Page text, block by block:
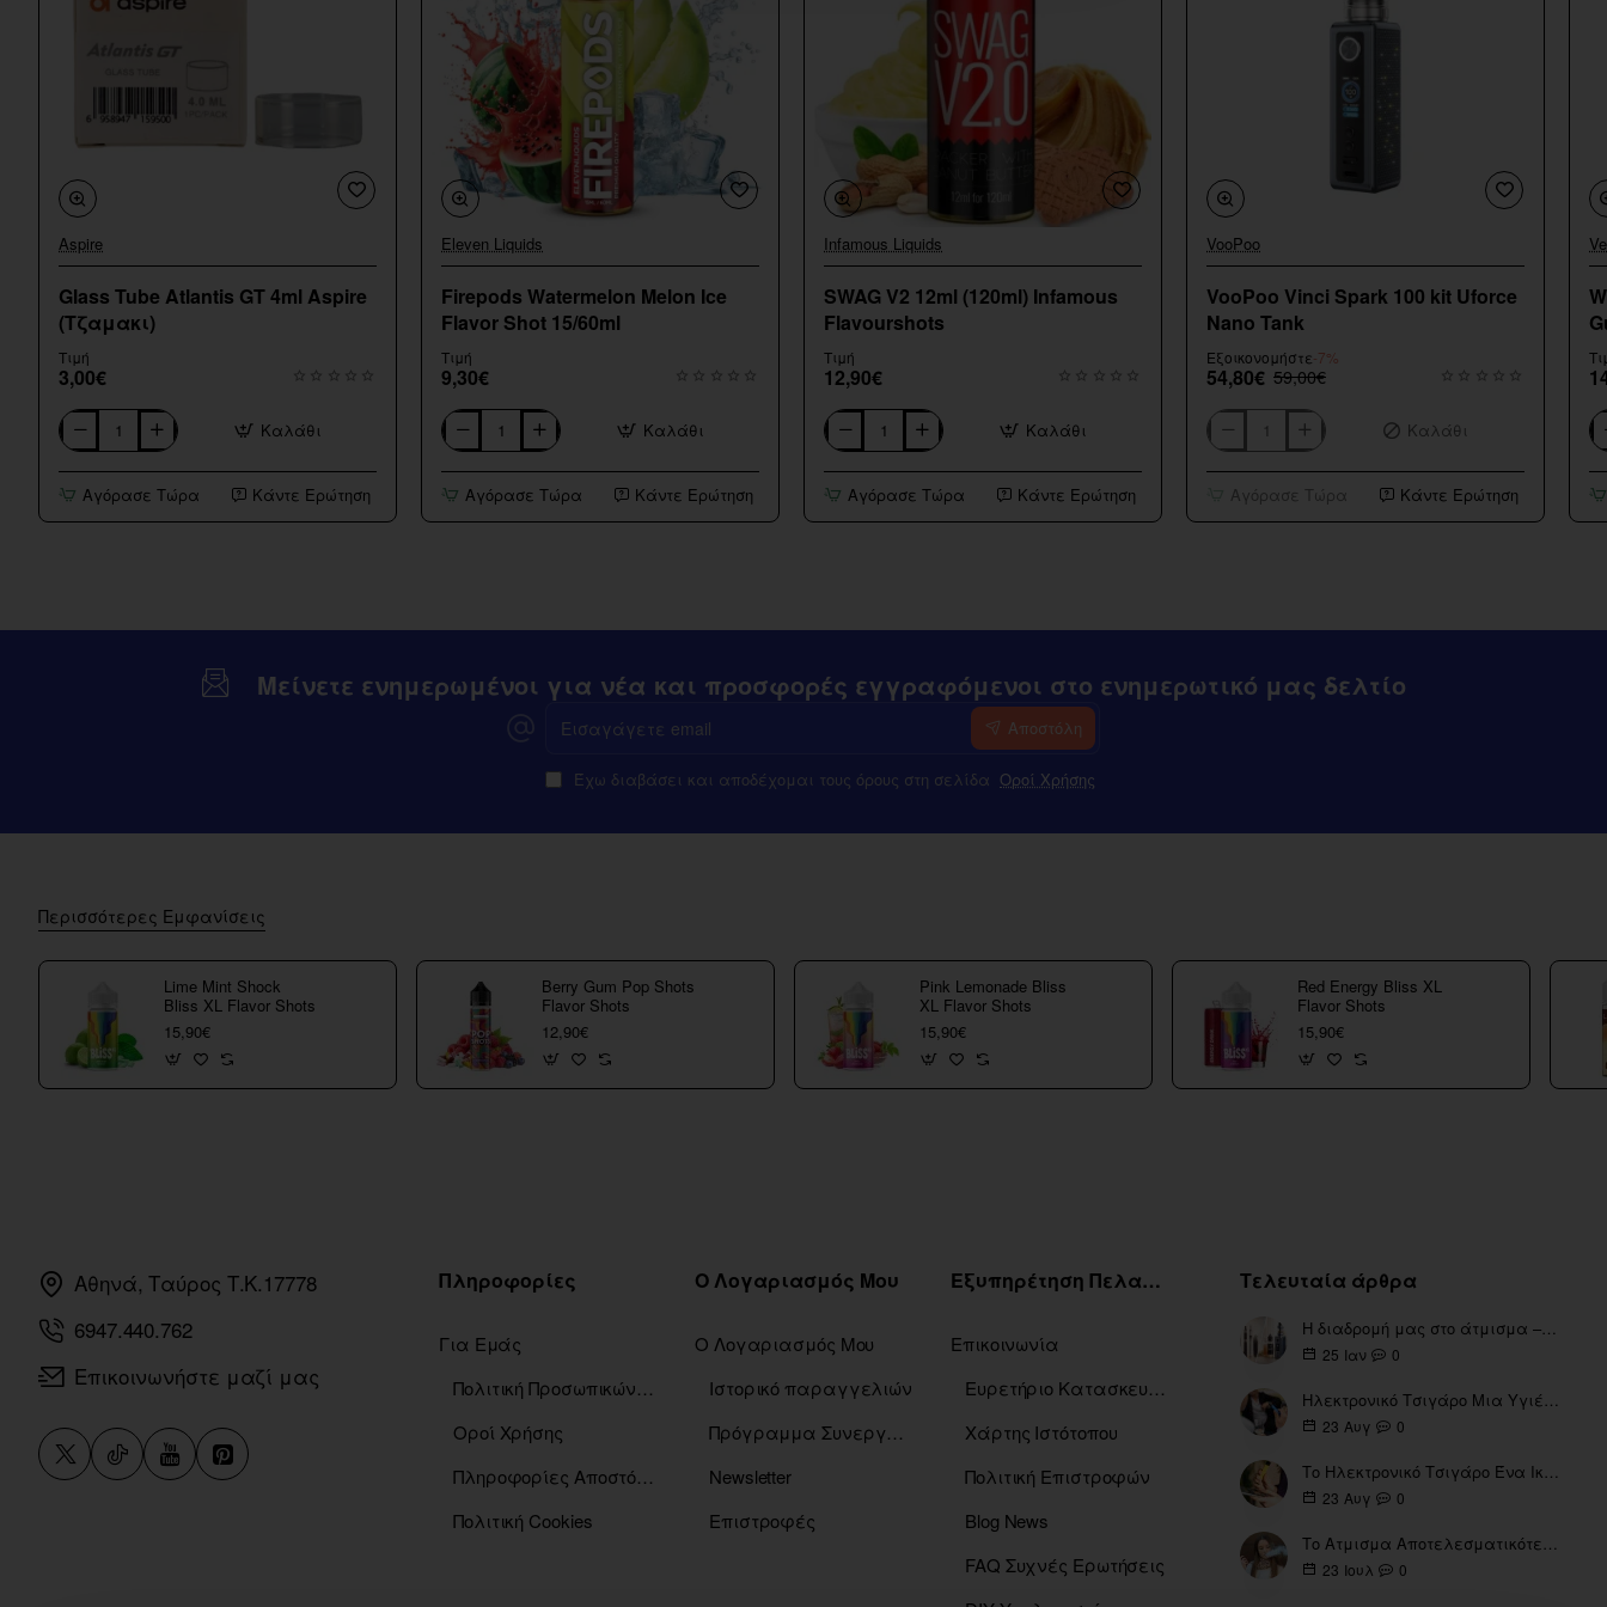
Aspire
Glass Tube Atlantis GT 4ml Aspire
(Τζαμακι)
Τιμή
3,00€
Glass
Tube
Atlantis
GT
Καλάθι
Αγόρασε Τώρα Κάντε Ερώτηση
Eleven Liquids
Firepods Watermelon Melon Ice
Flavor Shot 15/60ml
Τιμή
9,30€
Firepods
Watermelon
Melon
Ice
Καλάθι
Αγόρασε Τώρα Κάντε Ερώτηση
Infamous Liquids
SWAG V2 12ml (120ml) Infamous
Flavourshots
Τιμή
12,90€
SWAG
V2
12ml
(120ml)
Καλάθι
Αγόρασε Τώρα Κάντε Ερώτηση
Εξαντληθηκε
VooPoo
VooPoo Vinci Spark 100 kit Uforce
Nano Tank
Εξοικονομήστε-7%
54,80€ 59,00€
VooPoo
Vinci
Spark
Καλάθι
Αγόρασε Τώρα Κάντε Ερώτηση
Μείνετε ενημερωμένοι για νέα και προσφορές εγγραφόμενοι στο ενημερωτικό μας δελτίο
email
Αποστόλη
Έχω διαβάσει και αποδέχομαι τους όρους στη σελίδα Οροί Χρήσης
Περισσότερες Εμφανίσεις
Lime Mint Shock
Bliss XL Flavor Shots
15,90€
Berry Gum Pop Shots
Flavor Shots
12,90€
Pink Lemonade Bliss
XL Flavor Shots
15,90€
Red Energy Bliss XL
Flavor Shots
15,90€
Αθηνά, Ταύρος Τ.Κ.17778
6947.440.762
Επικοινωνήστε μαζί μας
Πληροφορίες
Για Εμάς
Πολιτική Προσωπικών Δεδομένων
Οροί Χρήσης
Πληροφορίες Αποστόλης
Πολιτική Cookies
Ο Λογαριασμός Μου
Ο Λογαριασμός Μου
Ιστορικό παραγγελιών
Πρόγραμμα Συνεργατών
Newsletter
Επιστροφές
Εξυπηρέτηση Πελατών
Επικοινωνία
Ευρετήριο Κατασκευαστών
Χάρτης Ιστότοπου
Πολιτική Επιστροφών
Blog News
FAQ Συχνές Ερωτήσεις
Τελευταία άρθρα
Η διαδρομή μας στο άτμισμα – Από τα πρώτα eGo έως τη σύγχρονη εποχή
25 Ιαν 0
Ηλεκτρονικό Τσιγάρο Μια Υγιέστερη Επιλογή
23 Αυγ 0
Το Ηλεκτρονικό Τσιγάρο Ένα Ικανό Εργαλείο για τη Διακοπή του Καπνίσματος
23 Αυγ 0
Το Ατμισμα Αποτελεσματικότερο μέσω για την διακοπή Καπνίσματος
23 Ιουλ 0